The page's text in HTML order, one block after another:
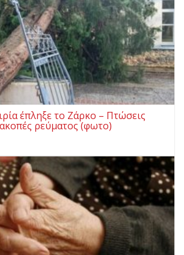
έπληξε το Ζάρκο – Πτώσεις
ρεύματος (φωτο)